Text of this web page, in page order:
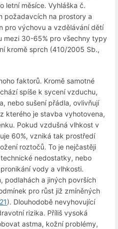
letní měsíce. Vyhláška č.
požadavcích na prostory a
pro výchovu a vzdělávání dětí
mezi 30-65% pro všechny typy
kromě sprch (410/2005 Sb.,
faktorů. Kromě samotné
spíše k sycení vzduchu,
nebo sušení přádla, ovlivňují
kterého je stavba vyhotovena,
Pokud vzdušná vlhkost v
60%, vzniká tak prostředí
roztočů. To je nejčastěji
nedostatky, nebo
vody a vlhkosti.
podlahách a jiných površích
pro růst již zmíněných
). Dlouhodobě nevyhovující
rizika. Příliš vysoká
astma, kožní problémy,